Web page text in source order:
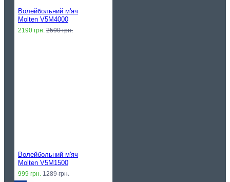
Волейбольний м'яч
Molten V5M4000
2190 грн. 2590 грн.
Волейбольний м'яч
Molten V5M1500
999 грн. 1289 грн.